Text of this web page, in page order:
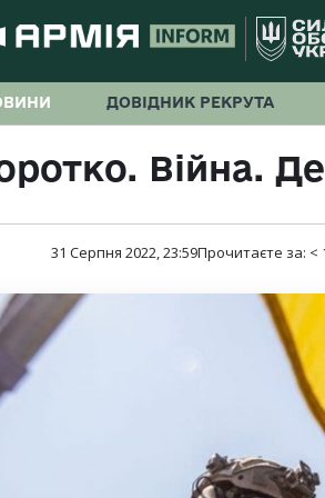
ДОВІДНИК РЕКРУТА
Війна.
31 Серпня 2022, 23:59Прочитаєте за: <